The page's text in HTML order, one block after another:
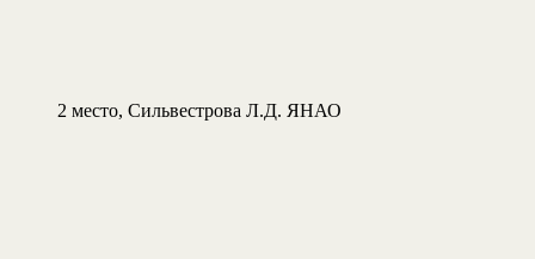
2 место, Сильвестрова Л.Д. ЯНАО